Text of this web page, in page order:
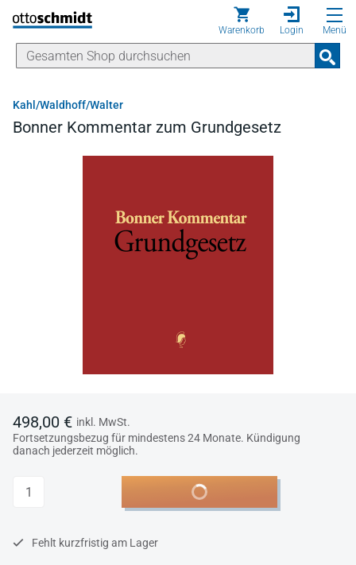
Direkt zum Inhalt
Warenkorb Login Menü
Kahl/Waldhoff/Walter
Bonner Kommentar zum Grundgesetz
498,00 € inkl. MwSt.
Fortsetzungsbezug für mindestens 24 Monate. Kündigung
danach jederzeit möglich.
Anzahl In den Warenkorb
Fehlt kurzfristig am Lager